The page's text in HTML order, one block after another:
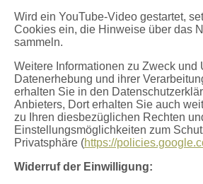
Wird ein YouTube-Video gestartet,
Cookies ein, die Hinweise über das
sammeln.
Weitere Informationen zu Zweck und
Datenerhebung und ihrer
erhalten Sie in den
Anbieters, Dort erhalten Sie auch
zu Ihren diesbezüglichen Rechten
Einstellungsmöglichkeiten zum
Privatsphäre (https://
Widerruf der Einwilligung: